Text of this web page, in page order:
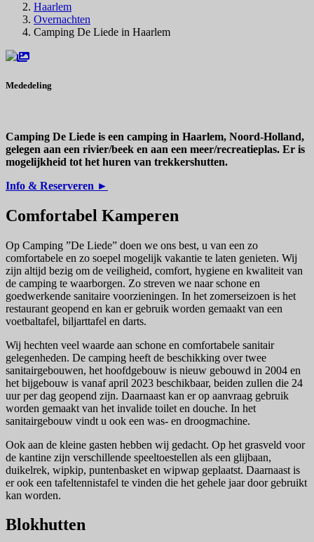
Haarlem
Overnachten
Camping De Liede in Haarlem
Mededeling
Camping De Liede is een camping in Haarlem, Noord-Holland,
gelegen aan een rivier/beek en aan een meer/recreatieplas. Er is
mogelijkheid tot het huren van trekkershutten.
Info & Reserveren ►
Comfortabel Kamperen
Op Camping ”De Liede” doen we ons best, u van een zo
comfortabele en zo soepel mogelijk vakantie te laten genieten. Wij
zijn altijd bezig om de veiligheid, comfort, hygiene en kwaliteit van
de camping te waarborgen. Zo streven we naar schone en
goedwerkende sanitaire voorzieningen. In het zomerseizoen is het
restaurant geopend en kan er gebruik worden gemaakt van een
voetbaltafel, biljarttafel en darts.
Wij hechten veel waarde aan schone en comfortabele sanitair
gelegenheden. De camping heeft de beschikking over twee
sanitairgebouwen, het hoofdgebouw is nieuw gebouwd in 2004 en
het bijgebouw is vanaf april 2023 beschikbaar, beiden zullen die 24
uur per dag geopend zijn. Daarnaast kan er op aanvraag gebruik
worden gemaakt van het invalide toilet en douche. In het
sanitairgebouw vindt u ook een was- en droogmachine.
Ook aan de kleine gasten hebben wij gedacht. Op het grasveld voor
de kantine zijn verschillende speeltoestellen als een glijbaan,
duikelrek, wipkip, puntenbasket en wipwap geplaatst. Daarnaast is
er ook een tafeltennistafel te vinden die het gehele jaar door gebruikt
kan worden.
Blokhutten